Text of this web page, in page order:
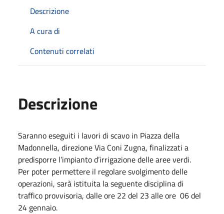
Descrizione
A cura di
Contenuti correlati
Descrizione
Saranno eseguiti i lavori di scavo in Piazza della
Madonnella, direzione Via Coni Zugna, finalizzati a
predisporre l’impianto d’irrigazione delle aree verdi.
Per poter permettere il regolare svolgimento delle
operazioni, sarà istituita la seguente disciplina di
traffico provvisoria, dalle ore 22 del 23 alle ore 06 del
24 gennaio.